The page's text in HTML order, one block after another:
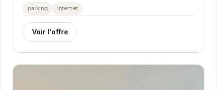
d'intérêt de la ville. Son parking gratuit...
parking internet
Voir l'offre